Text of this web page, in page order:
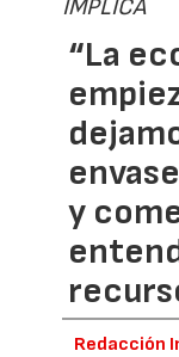
IMPLICA
“La
y
Redacción